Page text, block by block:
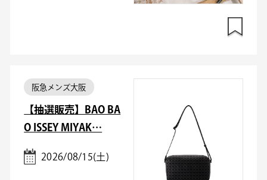
阪急メンズ大阪
【抽選販売】BAO BA
O ISSEY MIYAK…
2026/08/15(土)